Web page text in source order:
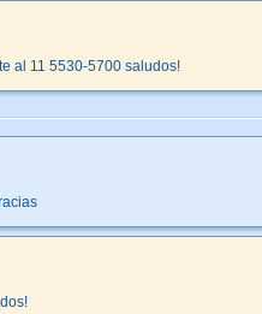
al 11 5530-5700 saludos!